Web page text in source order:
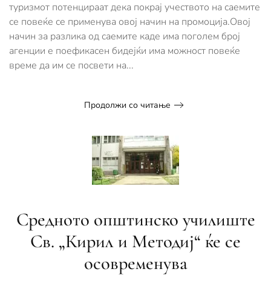
туризмот потенцираат дека покрај учеството на саемите
се повеќе се применува овој начин на промоција.Овој
начин за разлика од саемите каде има поголем број
агенции е поефикасен бидејќи има можност повеќе
време да им се посвети на...
Продолжи со читање
Средното општинско училиште
Св. „Кирил и Методиј“ ќе се
осовременува